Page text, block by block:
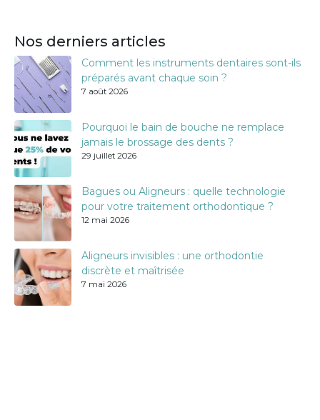
Nos derniers articles
Comment les instruments dentaires sont-ils
préparés avant chaque soin ?
7 août 2026
Pourquoi le bain de bouche ne remplace
jamais le brossage des dents ?
29 juillet 2026
Bagues ou Aligneurs : quelle technologie
pour votre traitement orthodontique ?
12 mai 2026
Aligneurs invisibles : une orthodontie
discrète et maîtrisée
7 mai 2026